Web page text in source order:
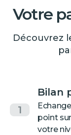
Votre
Découvrez
1
Bilan
point
votre